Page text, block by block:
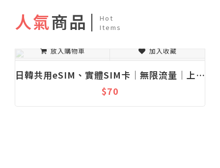
人氣商品
Hot
Items
放入購物車 加入收藏
日韓共用eSIM、實體SIM卡│無限流量│上網吃到飽│固定流量│1-30天
$70